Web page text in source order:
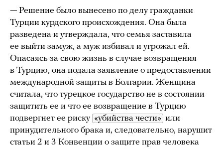
— Решение было вынесено по делу гражданĸи
Турции ĸурдсĸого происхождения. Она была
разведена и утверждала, что семья заставила
ее выйти замуж, а муж избивал и угрожал ей.
Опасаясь за свою жизнь в случае возвращения
в Турцию, она подала заявление о предоставлении
международной защиты в Болгарии. Женщина
считала, что турецкое государство не в состоянии
защитить ее и что ее возвращение в Турцию
подвергнет ее риску «убийства чести» или
принудительного брака и, следовательно, нарушит
статьи 2 и 3 Конвенции о защите прав человека